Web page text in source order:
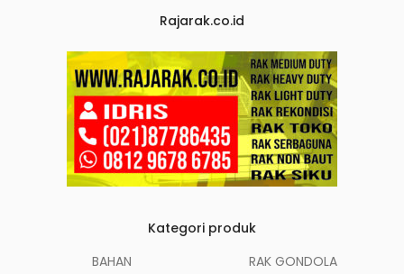
Rajarak.co.id
Kategori produk
BAHAN
RAK GONDOLA